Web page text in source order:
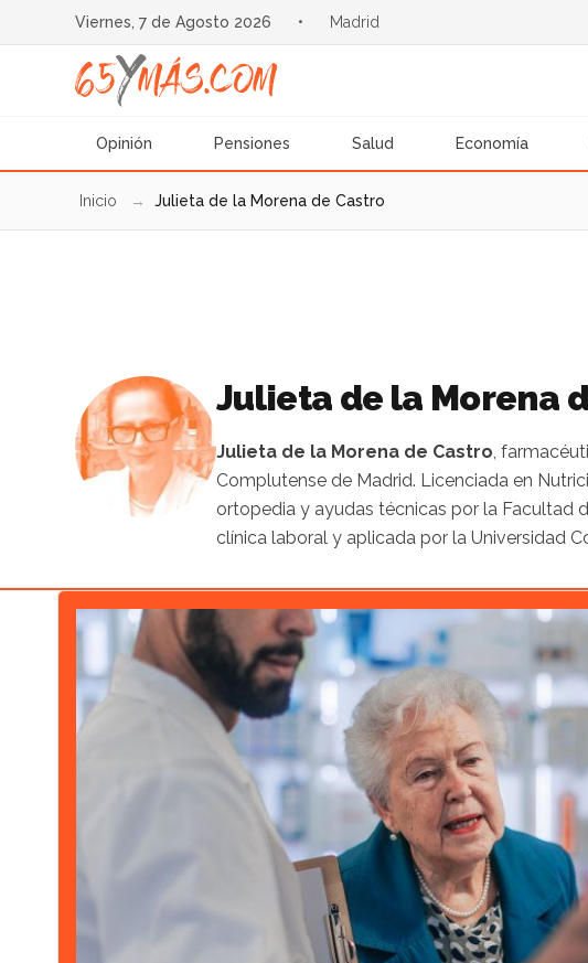
Viernes, 7 de Agosto 2026 • Madrid
Opinión Pensiones Salud Economía
Inicio → Julieta de la Morena de Castro
Julieta de la Morena
Julieta de la Morena de Castro,
Complutense de Madrid. Licenciada en
ortopedia y ayudas técnicas por la Facultad
clínica laboral y aplicada por la Universidad
Artículo destacado